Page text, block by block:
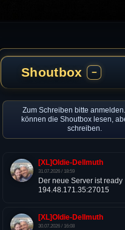
Shoutbox −
Zum Schreiben bitte
können die Shoutbox lesen,
schreiben.
[XL]Oldie-Dellmuth
31.07.2026 / 18:59
Der neue Server ist ready
194.48.171.35:27015
[XL]Oldie-Dellmuth
30.07.2026 / 16:08